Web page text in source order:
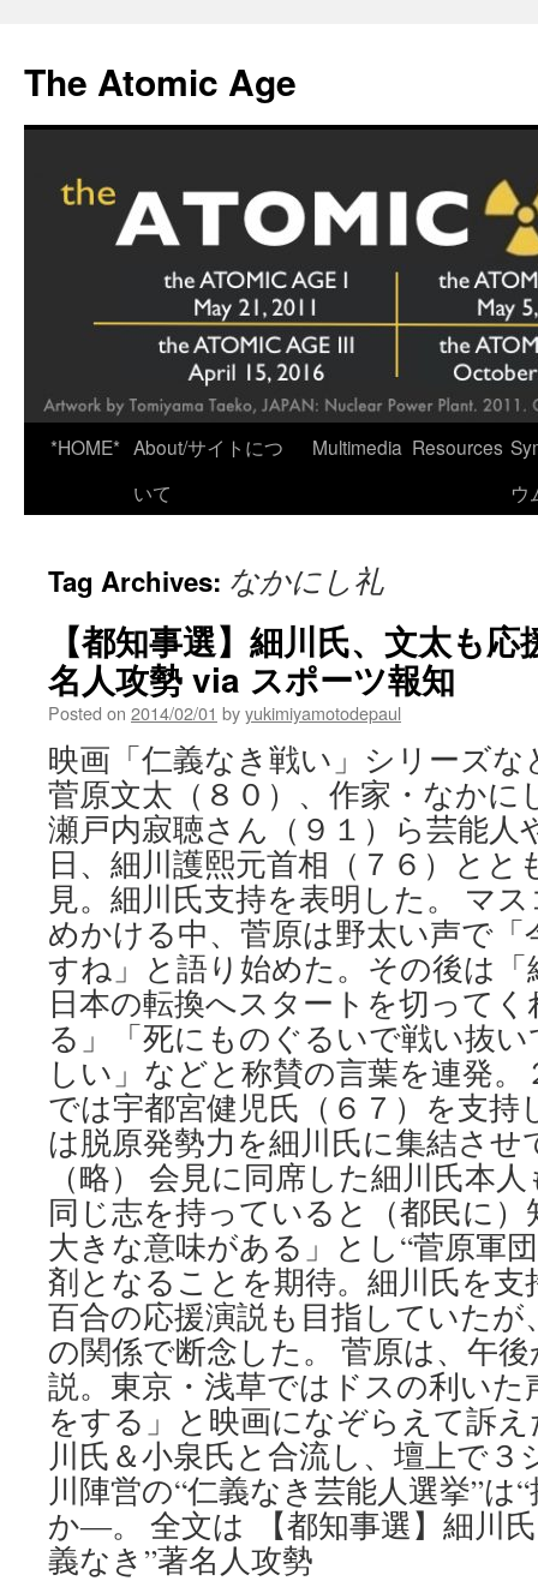
content
The Atomic Age
*HOME* About/サイトにつ
いて
Multimedia Resources
ウ
Tag Archives: なかにし礼
【都知事選】細川氏、文太も
名人攻勢 via スポーツ報知
Posted on 2014/02/01 byyukimiyamotodepaul
映画「仁義なき戦い」シリーズ
菅原文太（８０）、作家・なかに
瀬戸内寂聴さん（９１）ら芸能人
日、細川護熙元首相（７６）とと
見。細川氏支持を表明した。 マ
めかける中、菅原は野太い声で
すね」と語り始めた。その後は
日本の転換へスタートを切って
る」「死にものぐるいで戦い抜
しい」などと称賛の言葉を連発。
では宇都宮健児氏（６７）を支持
は脱原発勢力を細川氏に集結させ
（略） 会見に同席した細川氏本
同じ志を持っていると（都民に
大きな意味がある」とし“菅原軍
剤となることを期待。細川氏を支
百合の応援演説も目指していた
の関係で断念した。 菅原は、午
説。東京・浅草ではドスの利い
をする」と映画になぞらえて訴
川氏＆小泉氏と合流し、壇上で
川陣営の“仁義なき芸能人選挙”は
か―。 全文は 【都知事選】細川
義なき”著名人攻勢